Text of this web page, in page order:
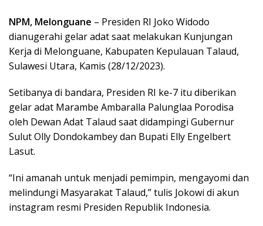
NPM, Melonguane – Presiden RI Joko Widodo
dianugerahi gelar adat saat melakukan Kunjungan
Kerja di Melonguane, Kabupaten Kepulauan Talaud,
Sulawesi Utara, Kamis (28/12/2023).
Setibanya di bandara, Presiden RI ke-7 itu diberikan
gelar adat Marambe Ambaralla Palunglaa Porodisa
oleh Dewan Adat Talaud saat didampingi Gubernur
Sulut Olly Dondokambey dan Bupati Elly Engelbert
Lasut.
“Ini amanah untuk menjadi pemimpin, mengayomi dan
melindungi Masyarakat Talaud,” tulis Jokowi di akun
instagram resmi Presiden Republik Indonesia.